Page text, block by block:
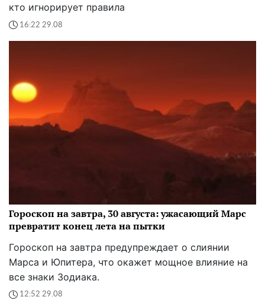
кто игнорирует правила
16:22 29.08
Гороскоп на завтра, 30 августа: ужасающий Марс
превратит конец лета на пытки
Гороскоп на завтра предупреждает о слиянии
Марса и Юпитера, что окажет мощное влияние на
все знаки Зодиака.
12:52 29.08